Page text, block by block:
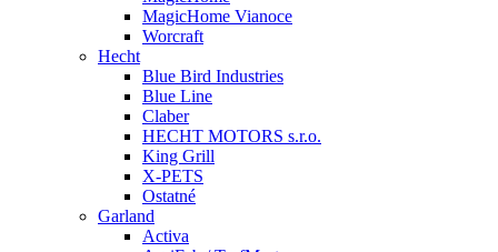
MagicHome Vianoce
Worcraft
Hecht
Blue Bird Industries
Blue Line
Claber
HECHT MOTORS s.r.o.
King Grill
X-PETS
Ostatné
Garland
Activa